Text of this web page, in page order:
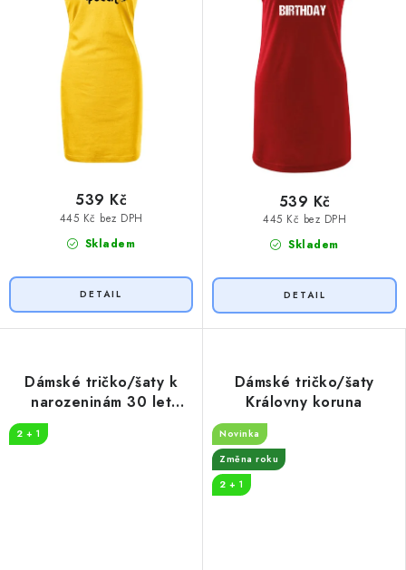
Skladem
445 Kč bez DPH
539 Kč
Skladem
445 Kč bez DPH
539 Kč
Dámské tričko/šaty k
narozeninám 30 let
2 + 1
Dámské tričko/šaty
Královny koruna
Novinka
Změna roku
2 + 1